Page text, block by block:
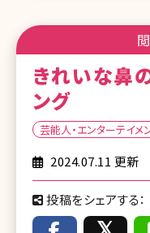
きれいな鼻
ング
芸能人・エンターテイメ
2024.07.11 更新
投稿をシェアする：